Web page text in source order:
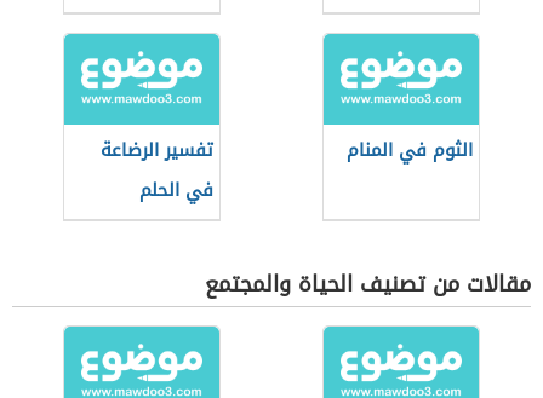
الثوم في المنام
تفسير الرضاعة
في الحلم
مقالات من تصنيف الحياة والمجتمع